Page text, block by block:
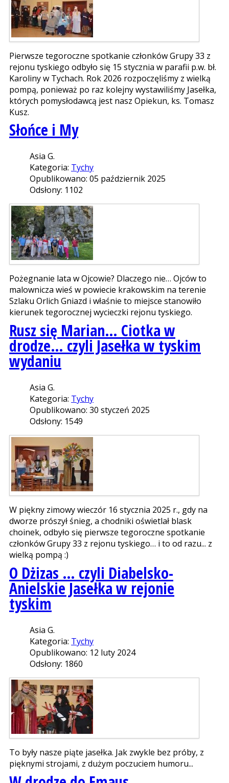
Pierwsze tegoroczne spotkanie członków Grupy 33 z
rejonu tyskiego odbyło się 15 stycznia w parafii p.w. bł.
Karoliny w Tychach. Rok 2026 rozpoczęliśmy z wielką
pompą, ponieważ po raz kolejny wystawiliśmy Jasełka,
których pomysłodawcą jest nasz Opiekun, ks. Tomasz
Kusz.
Słońce i My
Asia G.
Kategoria: Tychy
Opublikowano: 05 październik 2025
Odsłony: 1102
Pożegnanie lata w Ojcowie? Dlaczego nie… Ojców to
malownicza wieś w powiecie krakowskim na terenie
Szlaku Orlich Gniazd i właśnie to miejsce stanowiło
kierunek tegorocznej wycieczki rejonu tyskiego.
Rusz się Marian… Ciotka w
drodze… czyli Jasełka w tyskim
wydaniu
Asia G.
Kategoria: Tychy
Opublikowano: 30 styczeń 2025
Odsłony: 1549
W piękny zimowy wieczór 16 stycznia 2025 r., gdy na
dworze prószył śnieg, a chodniki oświetlał blask
choinek, odbyło się pierwsze tegoroczne spotkanie
członków Grupy 33 z rejonu tyskiego… i to od razu... z
wielką pompą :)
O Dżizas … czyli Diabelsko-
Anielskie Jasełka w rejonie
tyskim
Asia G.
Kategoria: Tychy
Opublikowano: 12 luty 2024
Odsłony: 1860
To były nasze piąte jasełka. Jak zwykle bez próby, z
pięknymi strojami, z dużym poczuciem humoru...